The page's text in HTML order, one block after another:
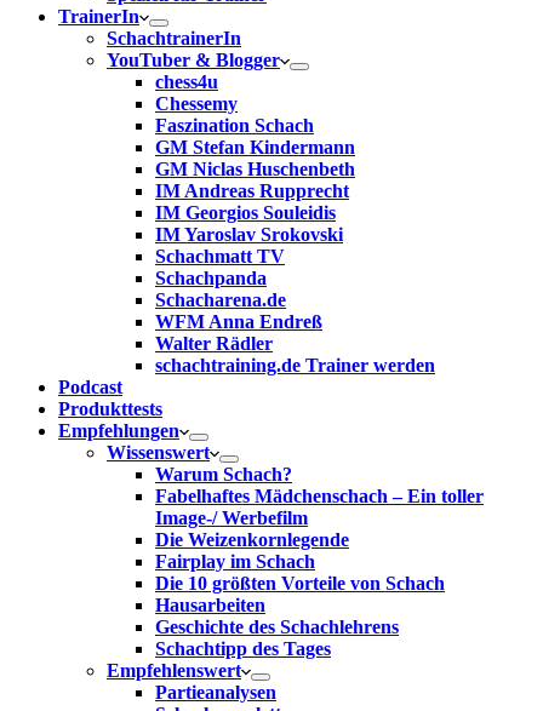
TrainerIn
SchachtrainerIn
YouTuber & Blogger
chess4u
Chessemy
Faszination Schach
GM Stefan Kindermann
GM Niclas Huschenbeth
IM Andreas Rupprecht
IM Georgios Souleidis
IM Yaroslav Srokovski
Schachmatt TV
Schachpanda
Schacharena.de
WFM Anna Endreß
Walter Rädler
schachtraining.de Trainer werden
Podcast
Produkttests
Empfehlungen
Wissenswert
Warum Schach?
Fabelhaftes Mädchenschach – Ein toller
Image-/ Werbefilm
Die Weizenkornlegende
Fairplay im Schach
Die 10 größten Vorteile von Schach‎
Hausarbeiten
Geschichte des Schachlehrens
Schachtipp des Tages
Empfehlenswert
Partieanalysen